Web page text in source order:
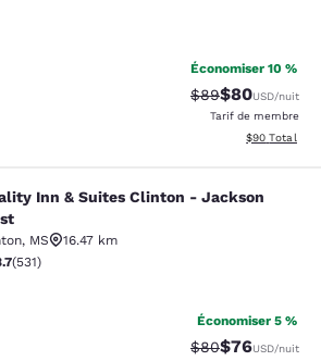
Économiser 10 %
Tarif barré :
$89Tarif réduit :
$80USD/nuit
Tarif de membre
Afficher les
$90 Total
Suites Clinton -
Inn & Suites Clinton - Jackson
, MS
16.47 km
étoiles. Bien. 531 commentaires
(531)
Économiser 5 %
Tarif barré :
$80Tarif réduit :
$76USD/nuit